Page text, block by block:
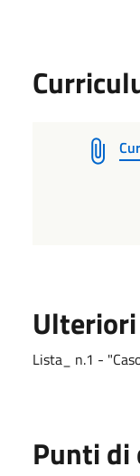
Lista_ n.1 -
Punti